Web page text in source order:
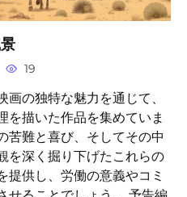
19
の独特な魅力を通じて、
を描いた作品を集めていま
苦難と喜び、そしてその中
を深く掘り下げたこれらの
提供し、労働の意義やコミ